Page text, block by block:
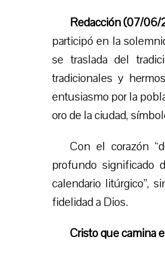
Redacción (07/06/
participó en la
se trasladadel
tradicionales y
entusiasmo por la
oro de la ciudad,
Con el corazón
profundo significado
calendario litúrgico”,
fidelidad a Dios.
Cristo que camina